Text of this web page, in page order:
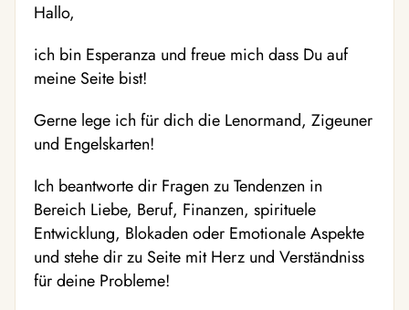
Hallo,
ich bin Esperanza und freue mich dass Du auf
meine Seite bist!
Gerne lege ich für dich die Lenormand, Zigeuner
und Engelskarten!
Ich beantworte dir Fragen zu Tendenzen in
Bereich Liebe, Beruf, Finanzen, spirituele
Entwicklung, Blokaden oder Emotionale Aspekte
und stehe dir zu Seite mit Herz und Verständniss
für deine Probleme!